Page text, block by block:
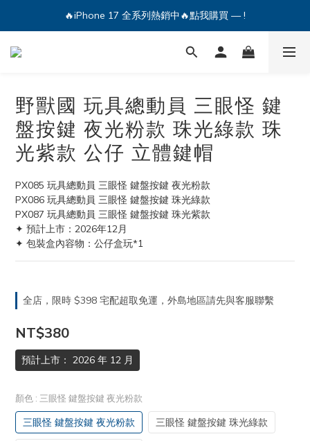
🔥iPhone 17 全系列熱銷中🔥點我購買 — !
💕加入Q哥 Line 新好友領優惠券！🎫
野獸國 玩具總動員 三眼怪 鍵
盤按鍵 夜光粉款 珠光綠款 珠
光紫款 公仔 立體鍵帽
PX085 玩具總動員 三眼怪 鍵盤按鍵 夜光粉款
PX086 玩具總動員 三眼怪 鍵盤按鍵 珠光綠款
PX087 玩具總動員 三眼怪 鍵盤按鍵 珠光紫款
✦ 預計上市：2026年12月
✦ 包裝盒內容物：公仔盒玩*1
全店，限時 $398 宅配超取免運，外島地區請先與客服聯繫
NT$380
預計上市： 2026 年 12 月
顏色 : 三眼怪 鍵盤按鍵 夜光粉款
三眼怪 鍵盤按鍵 夜光粉款 三眼怪 鍵盤按鍵 珠光綠款